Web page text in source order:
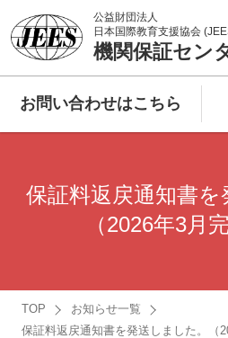
公益財団法人
日本国際教育支援協会
機関保証セン
お問い合わせはこちら
保証料返戻通知書を
（2026年3月
TOP
お知らせ一覧
保証料返戻通知書を発送しました。（